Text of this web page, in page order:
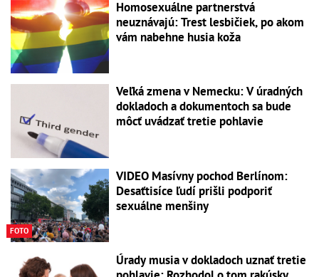
Homosexuálne partnerstvá
neuznávajú: Trest lesbičiek, po akom
vám nabehne husia koža
Veľká zmena v Nemecku: V úradných
dokladoch a dokumentoch sa bude
môcť uvádzať tretie pohlavie
FOTO
VIDEO Masívny pochod Berlínom:
Desaťtisíce ľudí prišli podporiť
sexuálne menšiny
Úrady musia v dokladoch uznať tretie